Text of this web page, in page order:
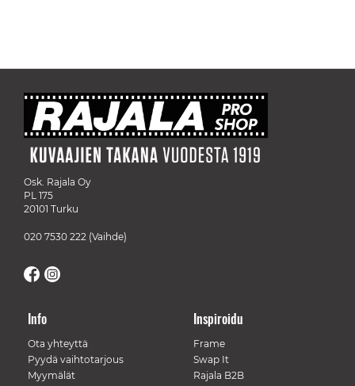
Osk. Rajala Oy
PL 175
20101 Turku
020 7530 222 (Vaihde)
Info
Ota yhteyttä
Pyydä vaihtotarjous
Myymälät
Inspiroidu
Frame
Swap It
Rajala B2B